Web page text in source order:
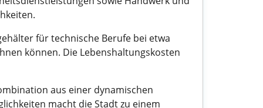
für technische Berufe bei etwa
können. Die Lebenshaltungskosten
aus einer dynamischen
macht die Stadt zu einem